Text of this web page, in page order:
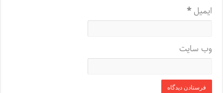
ایمیل*
وب‌ سایت